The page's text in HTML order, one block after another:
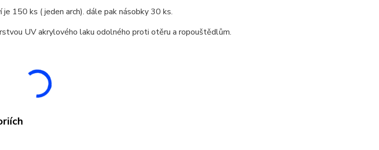
150 ks ( jeden arch). dále pak násobky 30 ks.
UV akrylového laku odolného proti otěru a ropouštědlům.